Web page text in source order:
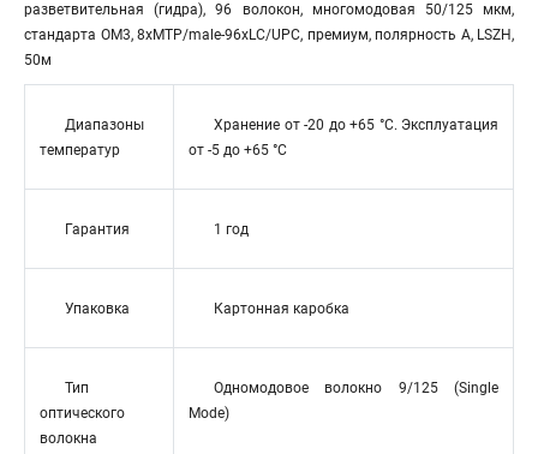
разветвительная (гидра), 96 волокон, многомодовая 50/125 мкм,
стандарта OM3, 8хMTP/male-96хLC/UPC, премиум, полярность А, LSZH,
50м
Диапазоны
температур
Хранение от -20 до +65 °C. Эксплуатация
от -5 до +65 °C
Гарантия 1 год
Упаковка Картонная каробка
Тип
оптического
волокна
Одномодовое волокно 9/125 (Single
Mode)